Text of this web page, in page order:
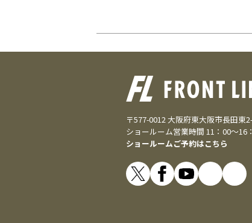
〒577-0012 大阪府東大阪市長田東
ショールーム営業時間 11：00～16
ショールームご予約はこちら